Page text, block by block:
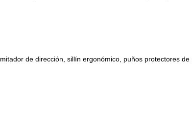
de dirección, sillín ergonómico, puños protectores de